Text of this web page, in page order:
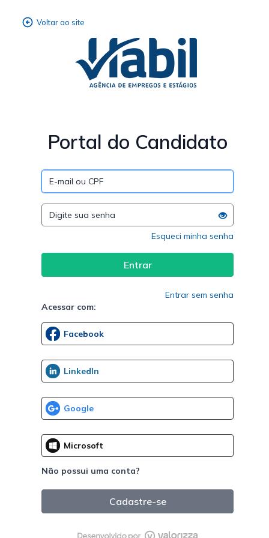
Portal do Candidato
Esqueci minha senha
Entrar sem senha
Acessar com:
Não possui uma conta?